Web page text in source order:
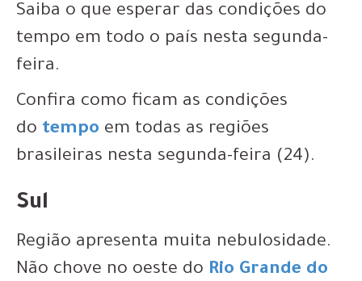
Saiba o que esperar das condições do
tempo em todo o país nesta segunda-
feira.
Confira como ficam as condições
do tempo em todas as regiões
brasileiras nesta segunda-feira (24).
Sul
Região apresenta muita nebulosidade.
Não chove no oeste do Rio Grande do